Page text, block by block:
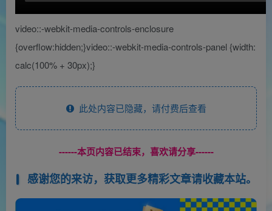
video::-webkit-media-controls-enclosure
{overflow:hidden;}video::-webkit-media-controls-panel {width:
calc(100% + 30px);}
此处内容已隐藏，请付费后查看
------本页内容已结束，喜欢请分享------
感谢您的来访，获取更多精彩文章请收藏本站。